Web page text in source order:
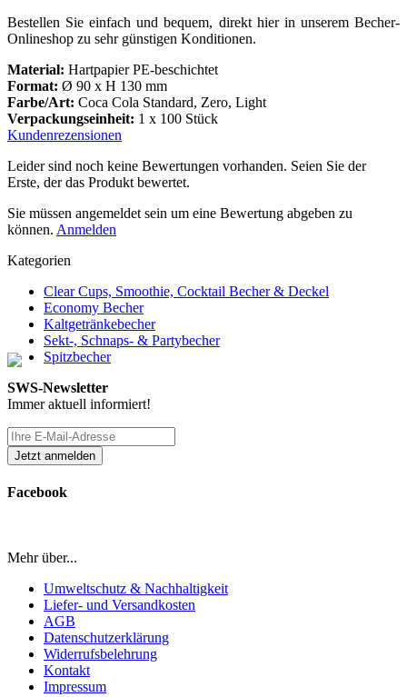
Bestellen Sie einfach und bequem, direkt hier in unserem Becher-
Onlineshop zu sehr günstigen Konditionen.
Material: Hartpapier PE-beschichtet
Format: Ø 90 x H 130 mm
Farbe/Art: Coca Cola Standard, Zero, Light
Verpackungseinheit: 1 x 100 Stück
Kundenrezensionen
Leider sind noch keine Bewertungen vorhanden. Seien Sie der
Erste, der das Produkt bewertet.
Sie müssen angemeldet sein um eine Bewertung abgeben zu
können. Anmelden
Kategorien
Clear Cups, Smoothie, Cocktail Becher & Deckel
Economy Becher
Kaltgetränkebecher
Sekt-, Schnaps- & Partybecher
Spitzbecher
SWS-Newsletter
Immer aktuell informiert!
Facebook
Mehr über...
Umweltschutz & Nachhaltigkeit
Liefer- und Versandkosten
AGB
Datenschutzerklärung
Widerrufsbelehrung
Kontakt
Impressum